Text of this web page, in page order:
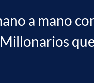
a mano